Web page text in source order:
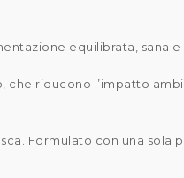
equilibrata, sana e
riducono l’impatto
Formulato con una sola